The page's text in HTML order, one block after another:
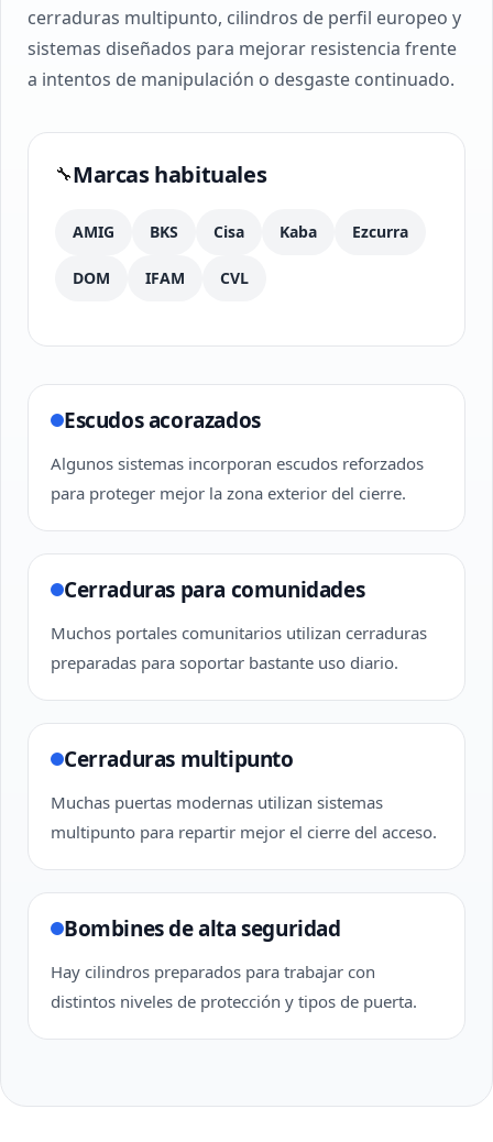
cerraduras multipunto, cilindros de perfil europeo y
sistemas diseñados para mejorar resistencia frente
a intentos de manipulación o desgaste continuado.
🔧Marcas habituales
AMIG BKS Cisa Kaba Ezcurra
DOM IFAM CVL
Escudos acorazados
Algunos sistemas incorporan escudos reforzados
para proteger mejor la zona exterior del cierre.
Cerraduras para comunidades
Muchos portales comunitarios utilizan cerraduras
preparadas para soportar bastante uso diario.
Cerraduras multipunto
Muchas puertas modernas utilizan sistemas
multipunto para repartir mejor el cierre del acceso.
Bombines de alta seguridad
Hay cilindros preparados para trabajar con
distintos niveles de protección y tipos de puerta.